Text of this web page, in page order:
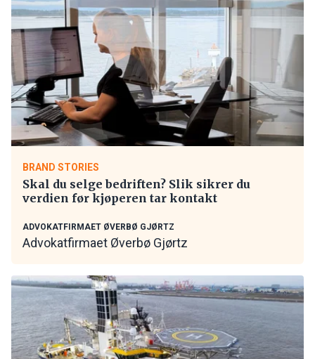
BRAND STORIES
Skal du selge bedriften? Slik sikrer du
verdien før kjøperen tar kontakt
ADVOKATFIRMAET ØVERBØ GJØRTZ
Advokatfirmaet Øverbø Gjørtz